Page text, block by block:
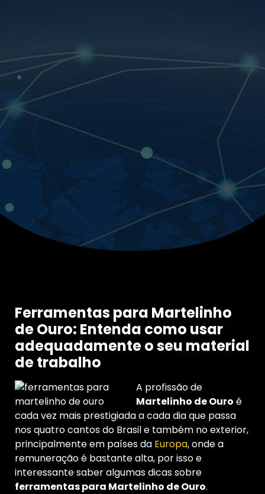
Ferramentas para Martelinho
de Ouro: Entenda como usar
adequadamente o seu material
de trabalho
A profissão de
Martelinho de Ouro é
cada vez mais prestigiada a cada dia que passa
nos quatro cantos do Brasil e também no exterior,
principalmente em países da Europa, onde a
remuneração é bastante alta, por isso e
interessante saber algumas dicas sobre
ferramentas para Martelinho de Ouro.